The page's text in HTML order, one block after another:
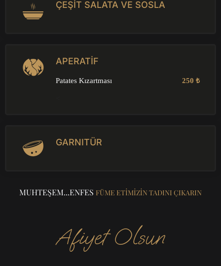
ÇEŞİT SALATA VE SOSLA
APERATİF
Patates Kızartması 250 ₺
GARNITÜR
MUHTEŞEM...ENFES FÜME ETIMIZIN TADINI ÇIKARIN
Afiyet Olsun